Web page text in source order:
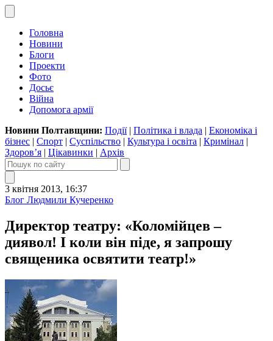
Головна
Новини
Блоги
Проекти
Фото
Досьє
Війна
Допомога армії
Новини Полтавщини: Події| Політика і влада | Економіка і
бізнес | Спорт | Суспільство | Культура і освіта | Кримінал |
Здоров’я | Цікавинки | Архів
3 квітня 2013, 16:37
Блог Людмили Кучеренко
Директор театру: «Коломійцев –
диявол! І коли він піде, я запрошу
священика освятити театр!»